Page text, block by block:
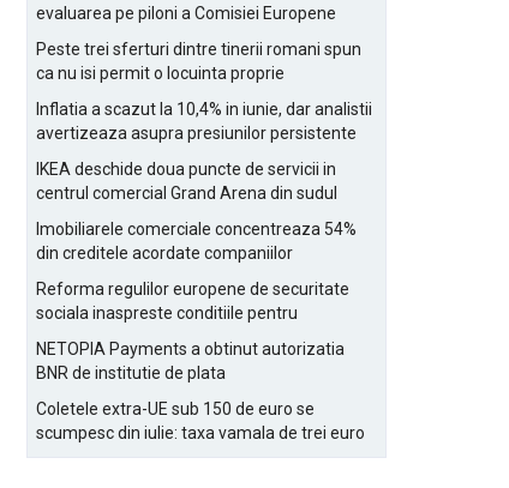
evaluarea pe piloni a Comisiei Europene
Peste trei sferturi dintre tinerii romani spun
ca nu isi permit o locuinta proprie
Inflatia a scazut la 10,4% in iunie, dar analistii
avertizeaza asupra presiunilor persistente
IKEA deschide doua puncte de servicii in
centrul comercial Grand Arena din sudul
Imobiliarele comerciale concentreaza 54%
din creditele acordate companiilor
Reforma regulilor europene de securitate
sociala inaspreste conditiile pentru
NETOPIA Payments a obtinut autorizatia
BNR de institutie de plata
Coletele extra-UE sub 150 de euro se
scumpesc din iulie: taxa vamala de trei euro
pe articol, adaugata la taxa logistica